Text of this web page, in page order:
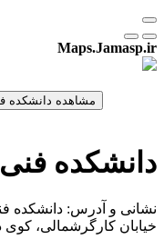
Maps.Jamasp.ir
دانشکده
نشانی و آدرس: دانشکده
خیابان کارگرشمالی، کوی